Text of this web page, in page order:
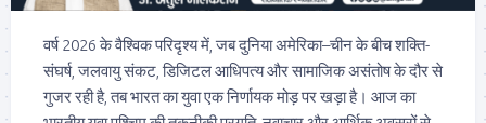
वर्ष 2026 के वैश्विक परिदृश्य में, जब दुनिया अमेरिका–चीन के बीच शक्ति-
संघर्ष, जलवायु संकट, डिजिटल आधिपत्य और सामाजिक असंतोष के दौर से
गुजर रही है, तब भारत का युवा एक निर्णायक मोड़ पर खड़ा है। आज का